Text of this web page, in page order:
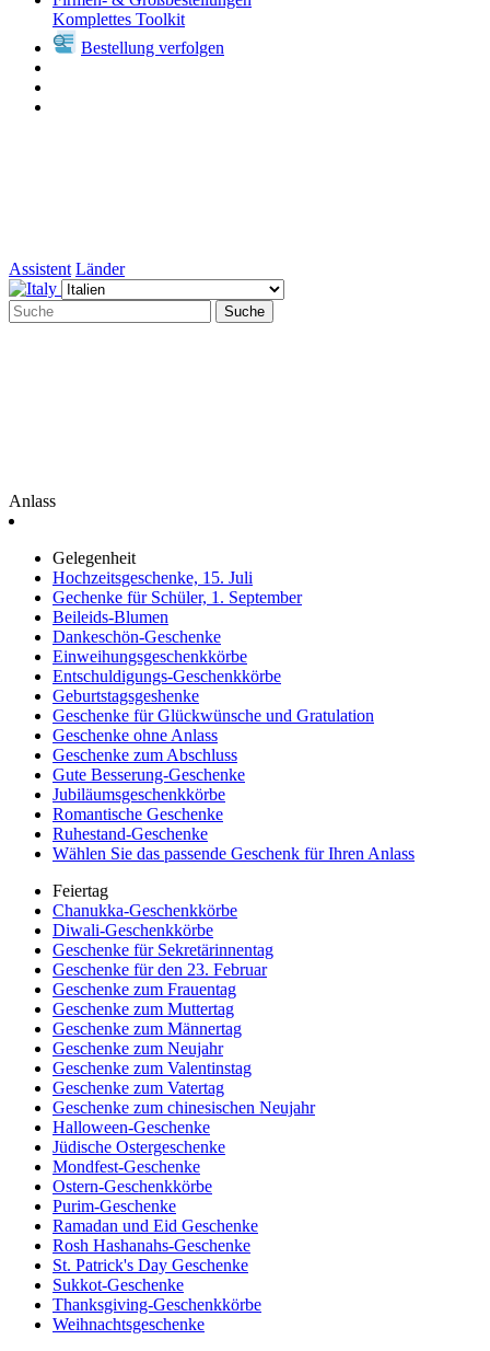
Komplettes Toolkit
Bestellung verfolgen
Assistent Länder
Suche
Anlass
Gelegenheit
Hochzeitsgeschenke, 15. Juli
Gechenke für Schüler, 1. September
Beileids-Blumen
Dankeschön-Geschenke
Einweihungsgeschenkkörbe
Entschuldigungs-Geschenkkörbe
Geburtstagsgeshenke
Geschenke für Glückwünsche und Gratulation
Geschenke ohne Anlass
Geschenke zum Abschluss
Gute Besserung-Geschenke
Jubiläumsgeschenkkörbe
Romantische Geschenke
Ruhestand-Geschenke
Wählen Sie das passende Geschenk für Ihren Anlass
Feiertag
Chanukka-Geschenkkörbe
Diwali-Geschenkkörbe
Geschenke für Sekretärinnentag
Geschenke für den 23. Februar
Geschenke zum Frauentag
Geschenke zum Muttertag
Geschenke zum Männertag
Geschenke zum Neujahr
Geschenke zum Valentinstag
Geschenke zum Vatertag
Geschenke zum chinesischen Neujahr
Halloween-Geschenke
Jüdische Ostergeschenke
Mondfest-Geschenke
Ostern-Geschenkkörbe
Purim-Geschenke
Ramadan und Eid Geschenke
Rosh Hashanahs-Geschenke
St. Patrick's Day Geschenke
Sukkot-Geschenke
Thanksgiving-Geschenkkörbe
Weihnachtsgeschenke